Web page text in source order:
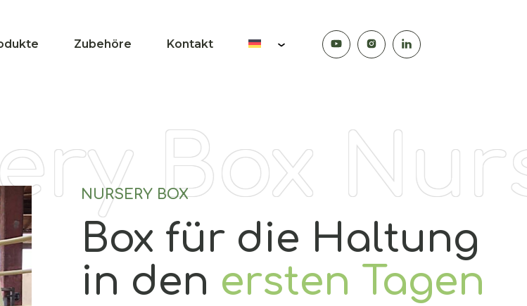
Zubehöre Kontakt
Box
NURSERY BOX
Box für die Haltung
in den ersten Tagen
sich?